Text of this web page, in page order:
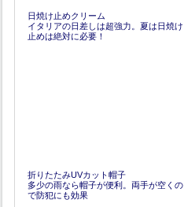
日焼け止めクリーム
イタリアの日差しは超強力。夏は日焼け
止めは絶対に必要！
折りたたみUVカット帽子
多少の雨なら帽子が便利。両手が空くの
で防犯にも効果